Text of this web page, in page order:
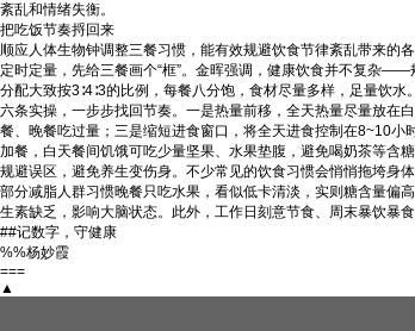
紊乱和情绪失衡。
把吃饭节奏捋回来
顺应人体生物钟调整三餐习惯，能有效规避饮食节律紊乱带来的
定时定量，先给三餐画个“框”。金晖强调，健康饮食并不复杂
分配大致按3∶4∶3的比例，每餐八分饱，食材尽量多样，足量饮水。
六条实操，一步步找回节奏。一是热量前移，全天热量尽量放在
餐、晚餐吃过量；三是缩短进食窗口，将全天进食控制在8~10
加餐，白天餐间饥饿可吃少量坚果、水果垫腹，避免喝奶茶等含
规避误区，避免养生变伤身。不少常见的饮食习惯会悄悄拖垮身
部分减脂人群习惯晚餐只吃水果，看似低卡清淡，实则糖含量
生素缺乏，影响大脑状态。此外，工作日刻意节食、周末暴饮暴
##记数字，守健康
%%杨妙霞
===
▲